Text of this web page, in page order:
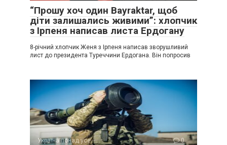
“Прошу хоч один Bayraktar, щоб
діти залишались живими”: хлопчик
з Ірпеня написав листа Ердогану
8-річний хлопчик Женя з Ірпеня написав зворушливий
лист до президента Туреччини Ердогана. Він попросив
Україна понад усе 0